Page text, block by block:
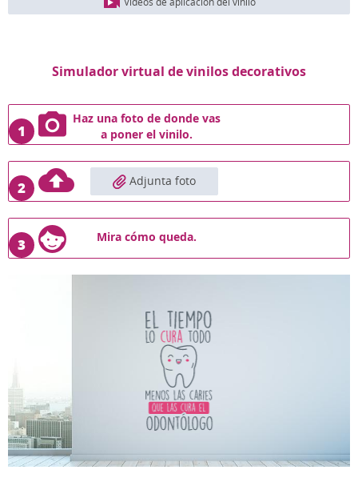
Simulador virtual de vinilos decorativos
1
Haz una foto de donde vas
a poner el vinilo.
2 Adjunta foto
3 Mira cómo queda.